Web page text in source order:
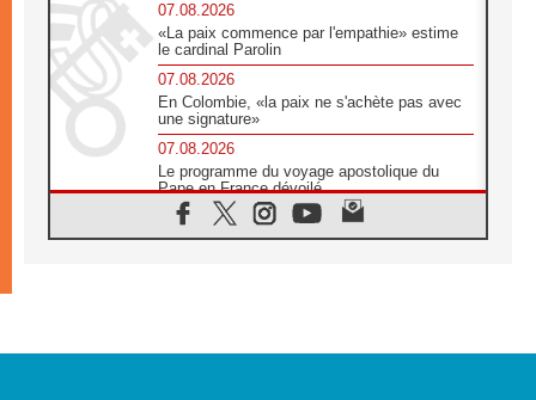
07.08.2026
«La paix commence par l'empathie» estime
le cardinal Parolin
07.08.2026
En Colombie, «la paix ne s'achète pas avec
une signature»
07.08.2026
Le programme du voyage apostolique du
Pape en France dévoilé
07.08.2026
1ère Conférence continentale sur l'éducation
07.08.2026